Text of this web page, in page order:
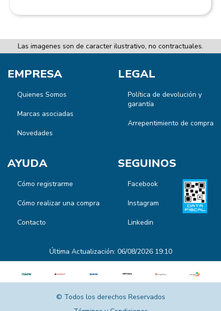
Las imagenes son de caracter ilustrativo, no contractuales.
EMPRESA
Quienes Somos
Marcas asociadas
Novedades
LEGAL
Política de devolución y
garantía
Arrepentimiento de compra
AYUDA
Cómo registrarme
Cómo realizar una compra
Contacto
SEGUINOS
Facebook
Instagram
Linkedin
Última Actualización: 06/08/2026 19:10
© Todos los derechos Reservados